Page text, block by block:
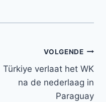
VOLGENDE
Türkiye verlaat het WK
na de nederlaag in
Paraguay